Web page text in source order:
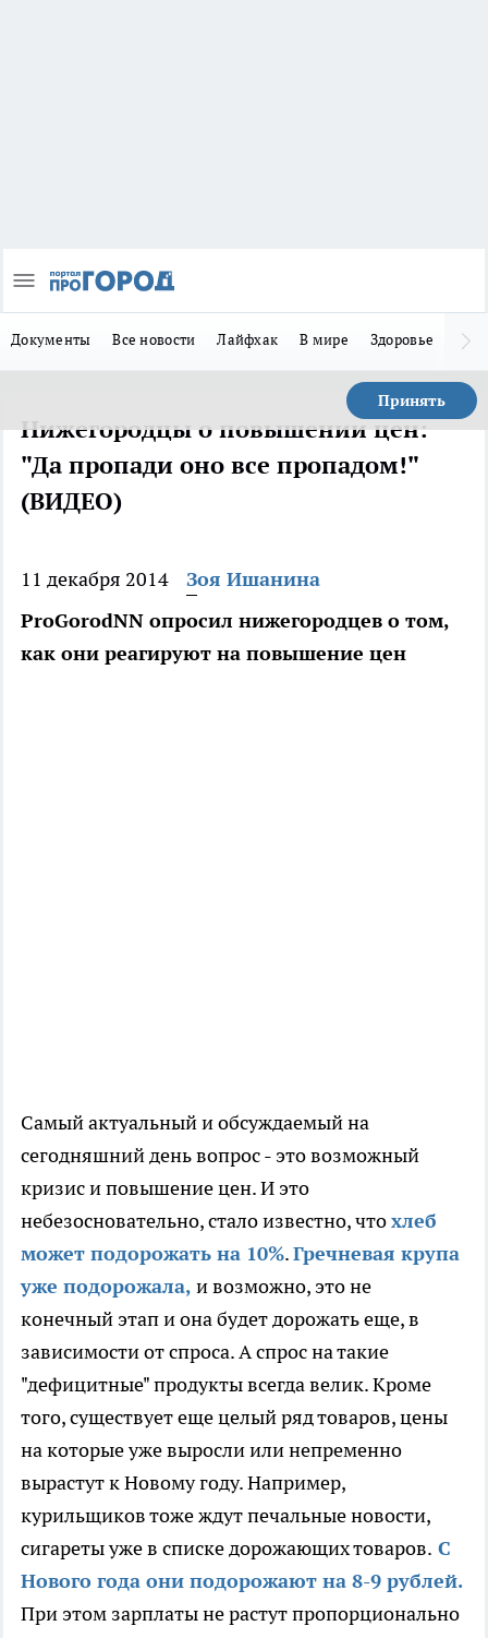
Документы Все новости Лайфхак В мире Здоровье
Принять
Нижегородцы о повышении цен:
"Да пропади оно все пропадом!"
(ВИДЕО)
11 декабря 2014
Зоя Ишанина
ProGorodNN опросил нижегородцев о том,
как они реагируют на повышение цен
Самый актуальный и обсуждаемый на
сегодняшний день вопрос - это возможный
кризис и повышение цен. И это
небезосновательно, стало известно, чтохлеб
может подорожать на 10%.Гречневая крупа
уже подорожала, и возможно, это не
конечный этап и она будет дорожать еще, в
зависимости от спроса. А спрос на такие
"дефицитные" продукты всегда велик. Кроме
того, существует еще целый ряд товаров, цены
на которые уже выросли или непременно
вырастут к Новому году. Например,
курильщиков тоже ждут печальные новости,
сигареты уже в списке дорожающих товаров. С
Нового года они подорожают на 8-9 рублей.
При этом зарплаты не растут пропорционально